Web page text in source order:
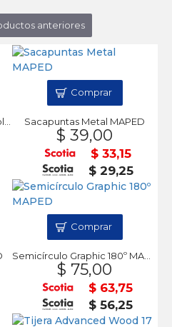
anteriores
Sacapuntas Metal MAPED
$ 39,00
$ 33,15
$ 29,25
Comprar
$ 75,00
$ 63,75
$ 56,25
Comprar